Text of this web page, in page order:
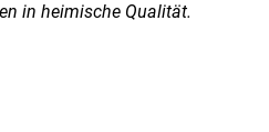
in heimische Qualität.